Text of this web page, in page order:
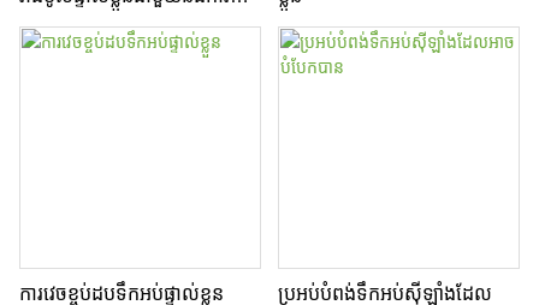
បោះពុម្ពឡូហ្គោ
ការវេចខ្ចប់ដបទឹកអប់ផ្ទាល់ខ្លួន
ប្រអប់បំពង់ទឹកអប់ស៊ីឡាំងដែល